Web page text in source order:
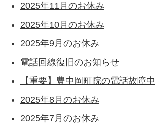
2025年11月のお休み
2025年10月のお休み
2025年9月のお休み
電話回線復旧のお知らせ
【重要】豊中岡町院の電話故障中
2025年8月のお休み
2025年7月のお休み